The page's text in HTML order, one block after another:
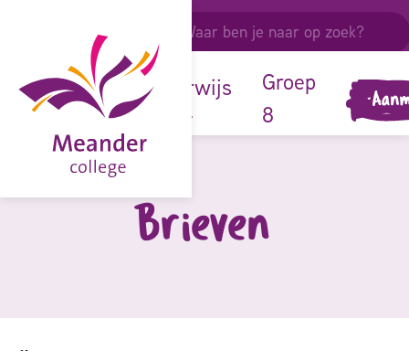
leerlingen
onze
school
onderwijs
Groep
8
Brieven